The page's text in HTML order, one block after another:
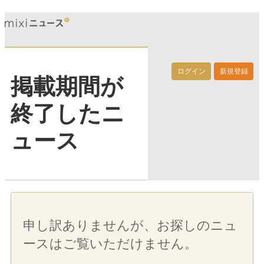
ログイン 新規登録
掲載期間が
終了したニ
ュース
申し訳ありませんが、お探しのニュ
ースはご覧いただけません。